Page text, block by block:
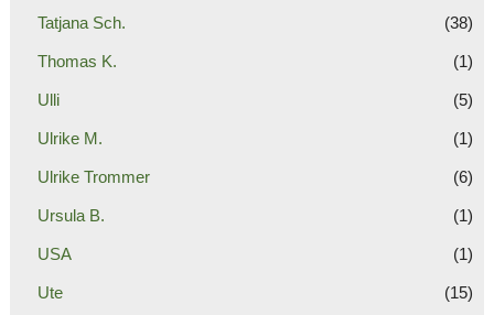
Tatjana Sch. (38)
Thomas K. (1)
Ulli (5)
Ulrike M. (1)
Ulrike Trommer (6)
Ursula B. (1)
USA (1)
Ute (15)